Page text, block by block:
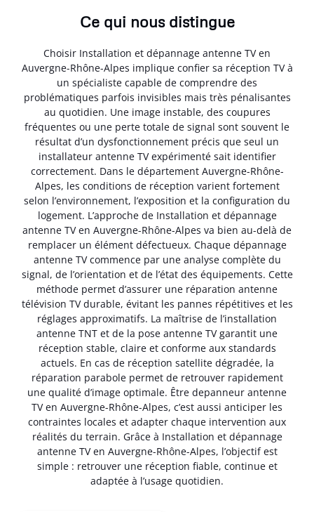
Ce qui nous distingue
Choisir Installation et dépannage antenne TV en
Auvergne-Rhône-Alpes implique confier sa réception TV à
un spécialiste capable de comprendre des
problématiques parfois invisibles mais très pénalisantes
au quotidien. Une image instable, des coupures
fréquentes ou une perte totale de signal sont souvent le
résultat d’un dysfonctionnement précis que seul un
installateur antenne TV expérimenté sait identifier
correctement. Dans le département Auvergne-Rhône-
Alpes, les conditions de réception varient fortement
selon l’environnement, l’exposition et la configuration du
logement. L’approche de Installation et dépannage
antenne TV en Auvergne-Rhône-Alpes va bien au-delà de
remplacer un élément défectueux. Chaque dépannage
antenne TV commence par une analyse complète du
signal, de l’orientation et de l’état des équipements. Cette
méthode permet d’assurer une réparation antenne
télévision TV durable, évitant les pannes répétitives et les
réglages approximatifs. La maîtrise de l’installation
antenne TNT et de la pose antenne TV garantit une
réception stable, claire et conforme aux standards
actuels. En cas de réception satellite dégradée, la
réparation parabole permet de retrouver rapidement
une qualité d’image optimale. Être depanneur antenne
TV en Auvergne-Rhône-Alpes, c’est aussi anticiper les
contraintes locales et adapter chaque intervention aux
réalités du terrain. Grâce à Installation et dépannage
antenne TV en Auvergne-Rhône-Alpes, l’objectif est
simple : retrouver une réception fiable, continue et
adaptée à l’usage quotidien.